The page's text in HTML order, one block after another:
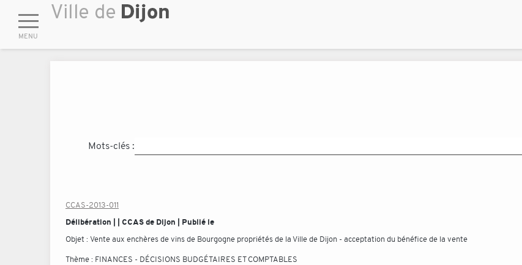
Mots-clés :
CCAS-2013-011
Délibération | | CCAS de Dijon | Publié le
Objet :Vente aux enchères de vins de Bourgogne propriétés de la Ville de Dijon - acceptation du bénéfice de la vente
Thème : FINANCES - DÉCISIONS BUDGÉTAIRES ET COMPTABLES